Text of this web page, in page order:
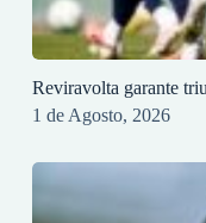
Reviravolta garante
1 de Agosto, 2026